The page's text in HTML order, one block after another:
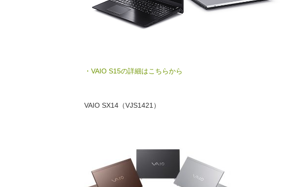
・VAIO S15の詳細はこちらから
VAIO SX14（VJS1421）